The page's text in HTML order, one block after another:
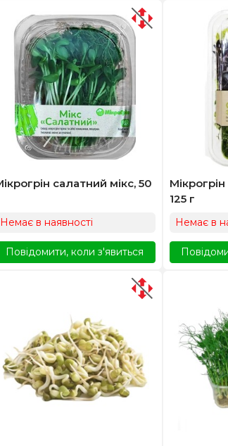
салатний мікс, 50
Немає в наявності
Повідомити, коли з'явиться
125 г
Немає в